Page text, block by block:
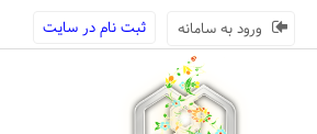
ورود به سامانه ثبت نام در سایت